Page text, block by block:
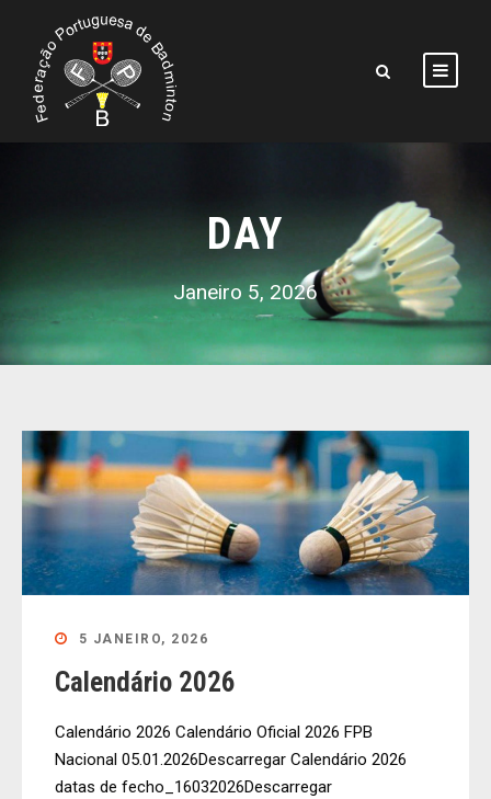
DAY
Janeiro 5, 2026
5 JANEIRO, 2026
Calendário 2026
Calendário 2026 Calendário Oficial 2026 FPB
Nacional 05.01.2026Descarregar Calendário 2026
datas de fecho_16032026Descarregar